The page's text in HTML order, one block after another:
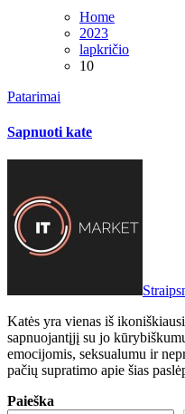
Home
2023
lapkričio
10
Patarimai
Sapnuoti kate
Katės yra vienas iš ikoniškiausių sapnų simbolių, kuris sieja
sapnuojantįjį su jo
emocijomis, seksualumu ir
pačių supratimo apie šias
Paieška